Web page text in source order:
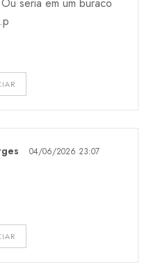
04/06/2026 23:07